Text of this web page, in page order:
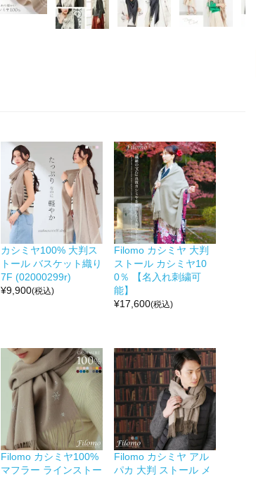
カシミヤ100% 大判ス
トール バスケット織り
7F (02000299r)
¥9,900(税込)
Filomo カシミヤ 大判
ストール カシミヤ10
0％ 【名入れ刺繍可
能】
¥17,600(税込)
Filomo カシミヤ100%
マフラー ラインストー
Filomo カシミヤ アル
パカ 大判 ストール メ